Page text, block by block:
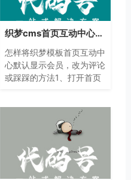
织梦cms首页互动中心默认显示内容的修改方法
怎样将织梦模板首页互动中
心默认显示会员，改为评论
或踩踩的方法1、打开首页